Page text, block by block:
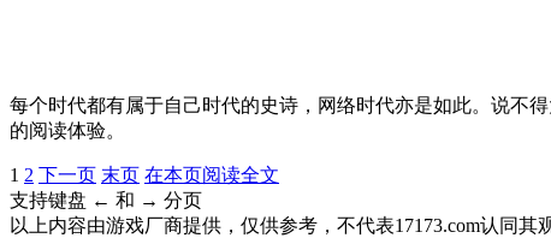
每个时代都有属于自己时代的史诗，网络时代亦是如此。说不
的阅读体验。
1 2 下一页 末页 在本页阅读全文
支持键盘 ← 和 → 分页
以上内容由游戏厂商提供，仅供参考，不代表17173.com认同其